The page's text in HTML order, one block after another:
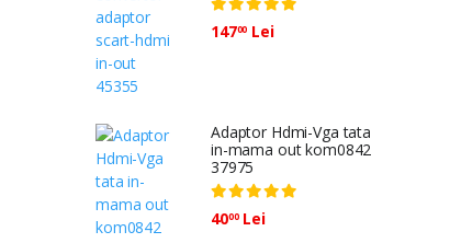
14700 Lei
Adaptor Hdmi-Vga tata
in-mama out kom0842
37975
4000Lei